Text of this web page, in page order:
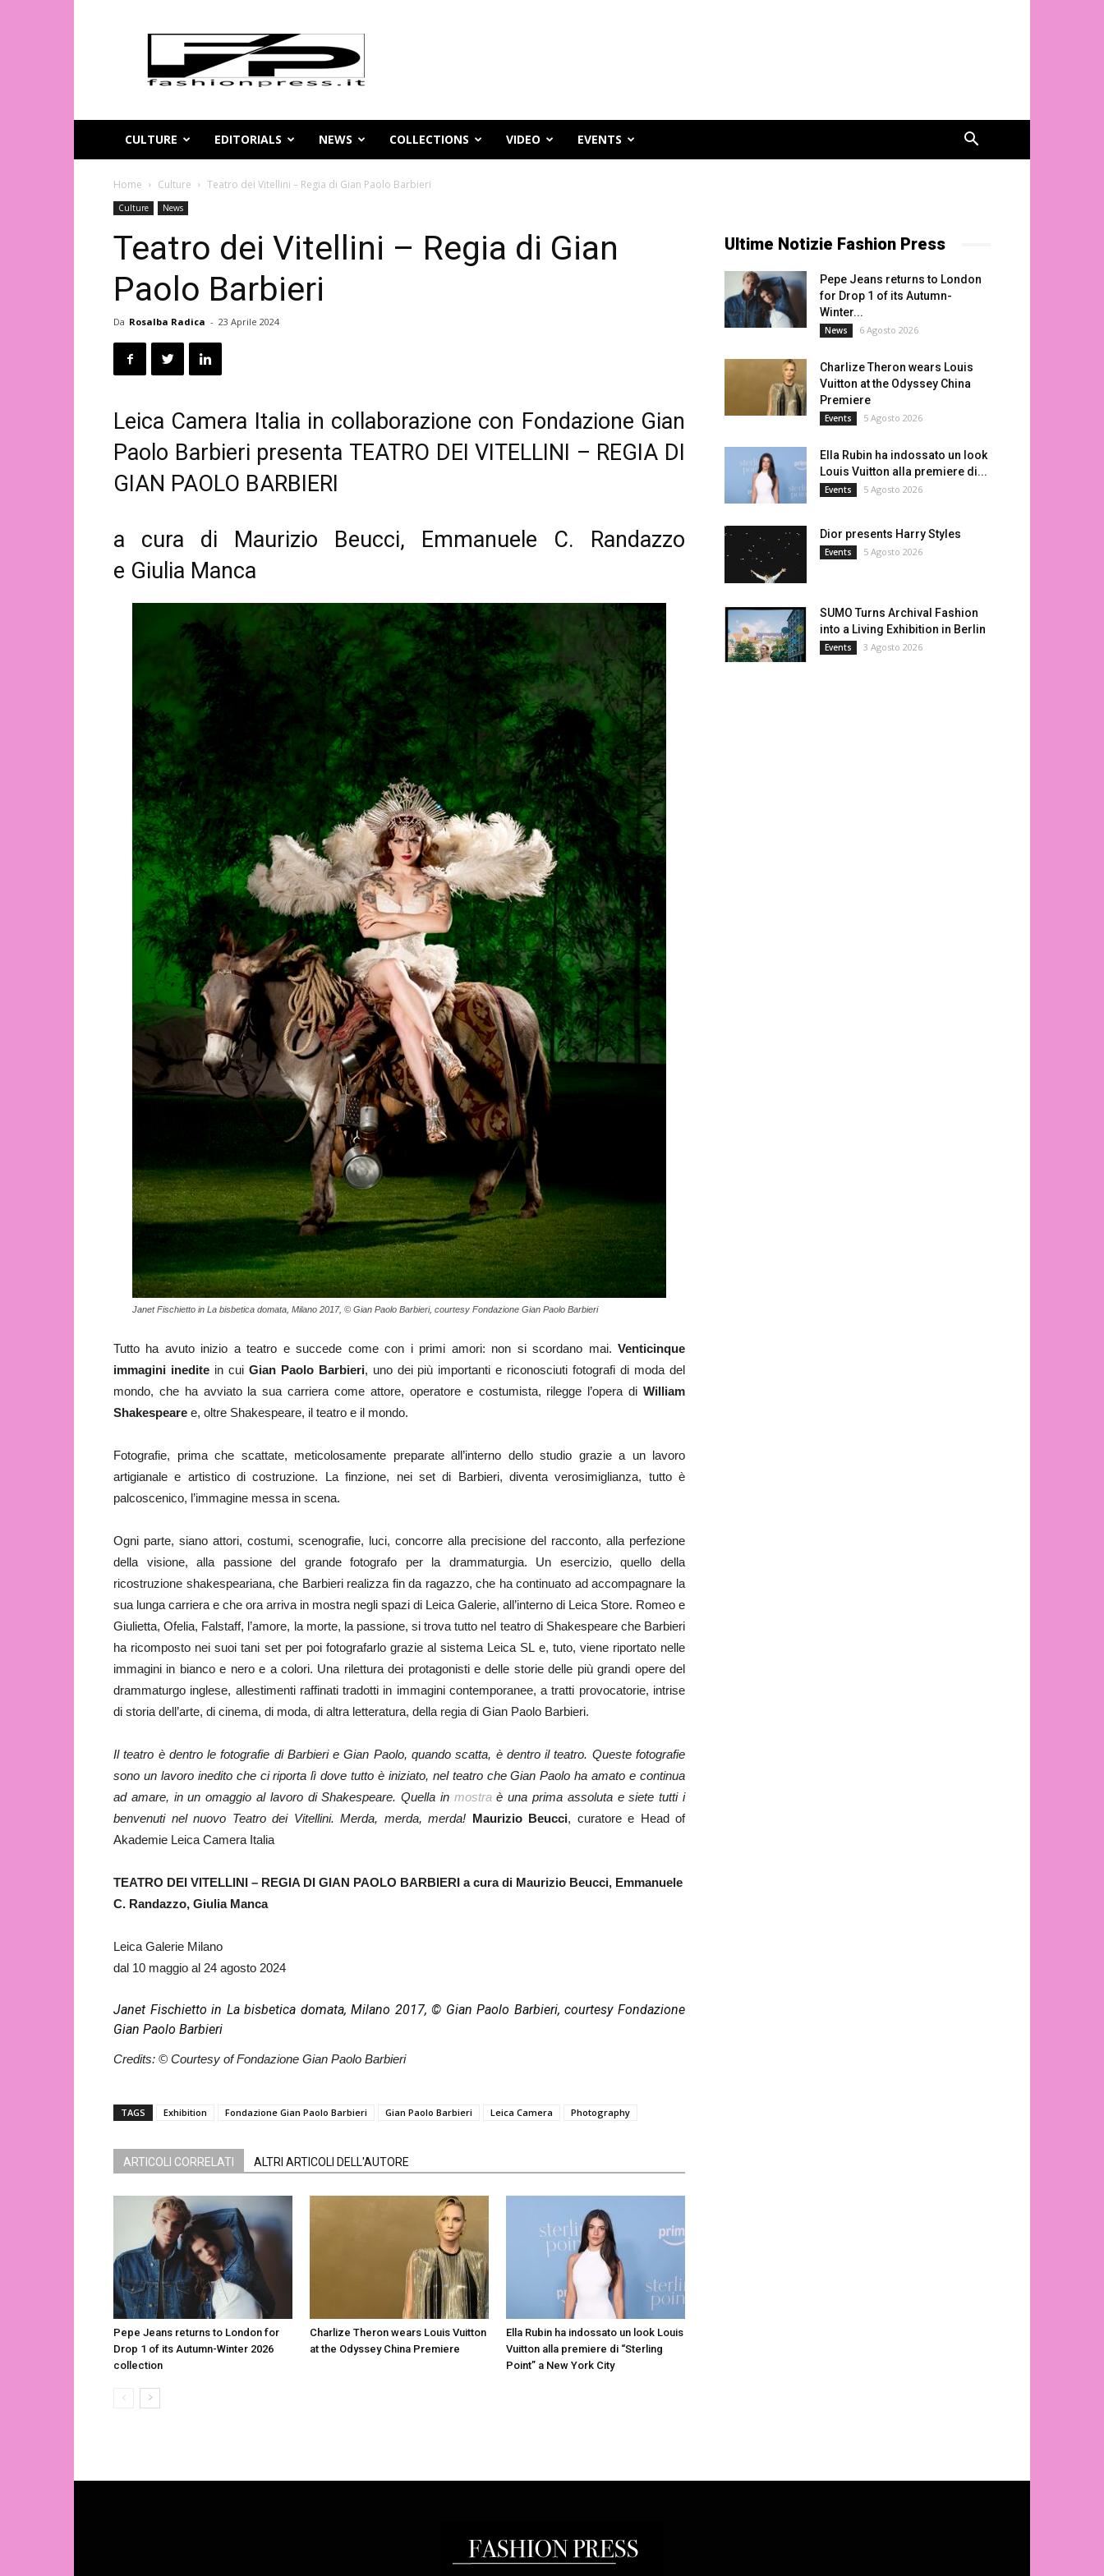
Magazine
moda
online
FashionPress.it
CULTURE
EDITORIALS NEWS COLLECTIONS VIDEO EVENTS
Home Culture Teatro dei Vitellini – Regia di Gian Paolo Barbieri
Culture News
Teatro dei Vitellini – Regia di Gian
Paolo Barbieri
Da Rosalba Radica - 23 Aprile 2024
Leica Camera Italia in collaborazione con Fondazione Gian
Paolo Barbieri presenta TEATRO DEI VITELLINI – REGIA DI
GIAN PAOLO BARBIERI
a cura di Maurizio Beucci, Emmanuele C. Randazzo
e Giulia Manca
Janet Fischietto in La bisbetica domata, Milano 2017, © Gian Paolo Barbieri, courtesy Fondazione Gian Paolo Barbieri
Tutto ha avuto inizio a teatro e succede come con i primi amori: non si scordano mai. Venticinque
immagini ineditein cui Gian Paolo Barbieri, uno dei più importanti e riconosciuti fotografi di moda del
mondo, che ha avviato la sua carriera come attore, operatore e costumista, rilegge l’opera di William
Shakespeare e, oltre Shakespeare, il teatro e il mondo.
Fotografie, prima che scattate, meticolosamente preparate all’interno dello studio grazie a un lavoro
artigianale e artistico di costruzione. La finzione, nei set di Barbieri, diventa verosimiglianza, tutto è
palcoscenico, l’immagine messa in scena.
Ogni parte, siano attori, costumi, scenografie, luci, concorre alla precisione del racconto, alla perfezione
della visione, alla passione del grande fotografo per la drammaturgia. Un esercizio, quello della
ricostruzione shakespeariana, che Barbieri realizza fin da ragazzo, che ha continuato ad accompagnare la
sua lunga carriera e che ora arriva in mostra negli spazi di Leica Galerie, all’interno di Leica Store. Romeo e
Giulietta, Ofelia, Falstaff, l’amore, la morte, la passione, si trova tutto nel teatro di Shakespeare che Barbieri
ha ricomposto nei suoi tani set per poi fotografarlo grazie al sistema Leica SL e, tuto, viene riportato nelle
immagini in bianco e nero e a colori. Una rilettura dei protagonisti e delle storie delle più grandi opere del
drammaturgo inglese, allestimenti raffinati tradotti in immagini contemporanee, a tratti provocatorie, intrise
di storia dell’arte, di cinema, di moda, di altra letteratura, della regia di Gian Paolo Barbieri.
Il teatro è dentro le fotografie di Barbieri e Gian Paolo, quando scatta, è dentro il teatro. Queste fotografie
sono un lavoro inedito che ci riporta lì dove tutto è iniziato, nel teatro che Gian Paolo ha amato e continua
ad amare, in un omaggio al lavoro di Shakespeare. Quella in mostraè una prima assoluta e siete tutti i
benvenuti nel nuovo Teatro dei Vitellini. Merda, merda, merda! Maurizio Beucci, curatore e Head of
Akademie Leica Camera Italia
TEATRO DEI VITELLINI – REGIA DI GIAN PAOLO BARBIERI a cura di Maurizio Beucci, Emmanuele
C. Randazzo, Giulia Manca
Leica Galerie Milano
dal 10 maggio al 24 agosto 2024
Janet Fischietto in La bisbetica domata, Milano 2017, © Gian Paolo Barbieri, courtesy Fondazione
Gian Paolo Barbieri
Credits: © Courtesy of Fondazione Gian Paolo Barbieri
TAGS Exhibition Fondazione Gian Paolo Barbieri Gian Paolo Barbieri Leica Camera Photography
ARTICOLI CORRELATI ALTRI ARTICOLI DELL'AUTORE
Pepe Jeans returns to London for
Drop 1 of its Autumn-Winter 2026
collection
Charlize Theron wears Louis Vuitton
at the Odyssey China Premiere
Ella Rubin ha indossato un look Louis
Vuitton alla premiere di “Sterling
Point” a New York City
Ultime Notizie Fashion Press
Pepe Jeans returns to London
for Drop 1 of its Autumn-
Winter...
News 6 Agosto 2026
Charlize Theron wears Louis
Vuitton at the Odyssey China
Premiere
Events 5 Agosto 2026
Ella Rubin ha indossato un look
Louis Vuitton alla premiere di...
Events 5 Agosto 2026
Dior presents Harry Styles
Events 5 Agosto 2026
SUMO Turns Archival Fashion
into a Living Exhibition in Berlin
Events 3 Agosto 2026